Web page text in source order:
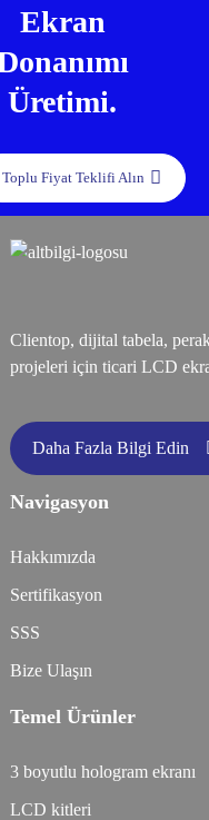
Ekran
Üretimi.
Toplu Fiyat Teklifi Alın
Clientop, dijital tabela,
projeleri için ticari LCD
Daha Fazla Bilgi Edin
Navigasyon
Hakkımızda
Sertifikasyon
SSS
Bize Ulaşın
Temel Ürünler
3 boyutlu hologram ekranı
LCD kitleri